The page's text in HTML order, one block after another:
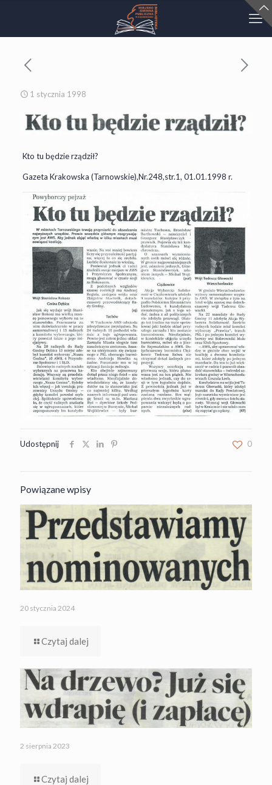
1 stycznia 1998
Kto tu będzie rządził?
Gazeta Krakowska (Tarnowskie),Nr.248,str.1, 01.01.1998 r.
Udostępnij 0
Powiązane wpisy
20 stycznia 2024
Czytaj dalej
2 sierpnia 2023
Czytaj dalej